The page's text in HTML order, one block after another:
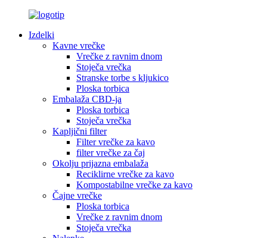
Izdelki
Kavne vrečke
Vrečke z ravnim dnom
Stoječa vrečka
Stranske torbe s kljukico
Ploska torbica
Embalaža CBD-ja
Ploska torbica
Stoječa vrečka
Kapljični filter
Filter vrečke za kavo
filter vrečke za čaj
Okolju prijazna embalaža
Reciklirne vrečke za kavo
Kompostabilne vrečke za kavo
Čajne vrečke
Ploska torbica
Vrečke z ravnim dnom
Stoječa vrečka